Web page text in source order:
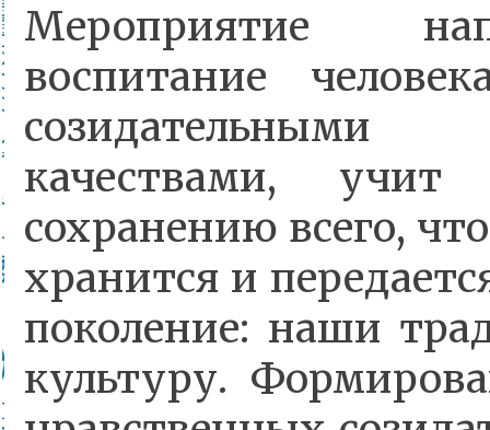
Мероприятие
воспитание
созидательными
качествами,
сохранению всего,
хранится и
поколение: наши
культуру.